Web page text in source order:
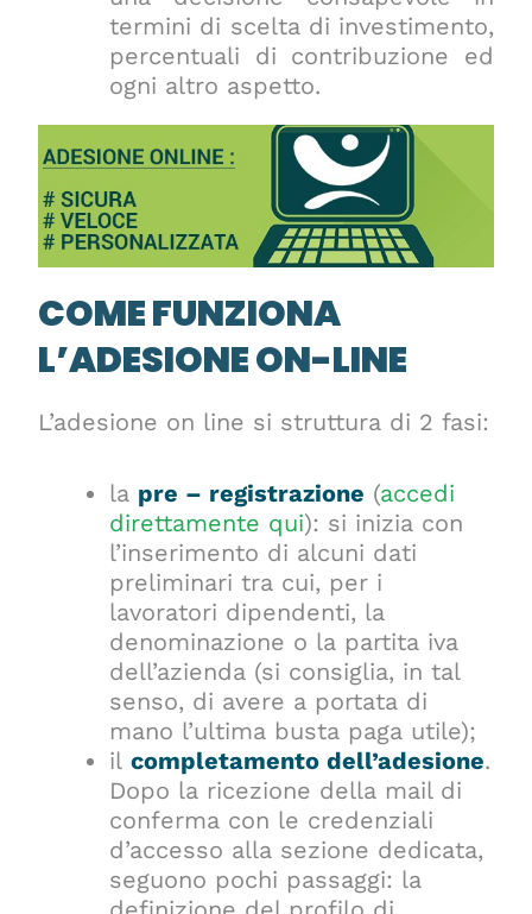
termini di scelta di investimento,
percentuali di contribuzione ed
ogni altro aspetto.
COME FUNZIONA
L’ADESIONE ON-LINE
L’adesione on line si struttura di 2 fasi:
la pre – registrazione (accedi
direttamente qui): si inizia con
l’inserimento di alcuni dati
preliminari tra cui, per i
lavoratori dipendenti, la
denominazione o la partita iva
dell’azienda (si consiglia, in tal
senso, di avere a portata di
mano l’ultima busta paga utile);
ilcompletamento dell’adesione.
Dopo la ricezione della mail di
conferma con le credenziali
d’accesso alla sezione dedicata,
seguono pochi passaggi: la